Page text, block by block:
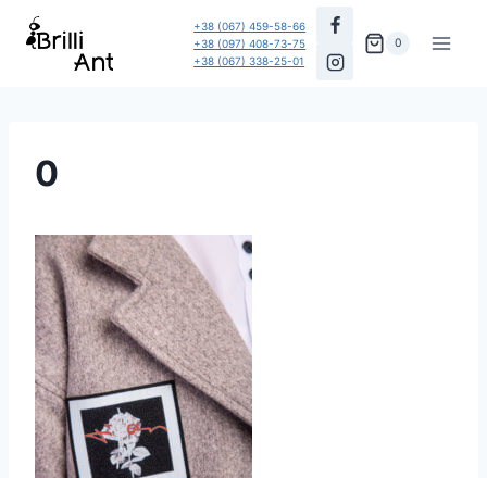
Перейти
+38 (067) 459-58-66
+38 (097) 408-73-75
+38 (067) 338-25-01
0
0